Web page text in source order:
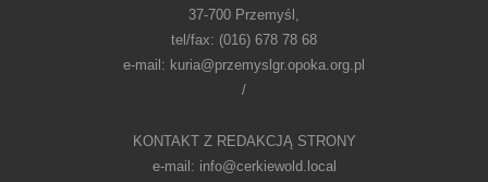
37-700 Przemyśl,
tel/fax: (016) 678 78 68
e-mail: kuria@przemyslgr.opoka.org.pl
/
KONTAKT Z REDAKCJĄ STRONY
e-mail: info@cerkiewold.local